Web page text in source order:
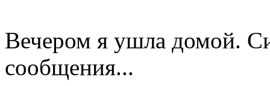
Вечером я ушла домой.
сообщения...